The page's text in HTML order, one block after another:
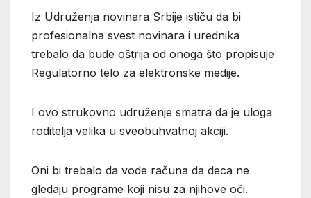
Iz Udruženja novinara Srbije ističu da bi
profesionalna svest novinara i urednika
trebalo da bude oštrija od onoga što propisuje
Regulatorno telo za elektronske medije.
I ovo strukovno udruženje smatra da je uloga
roditelja velika u sveobuhvatnoj akciji.
Oni bi trebalo da vode računa da deca ne
gledaju programe koji nisu za njihove oči.